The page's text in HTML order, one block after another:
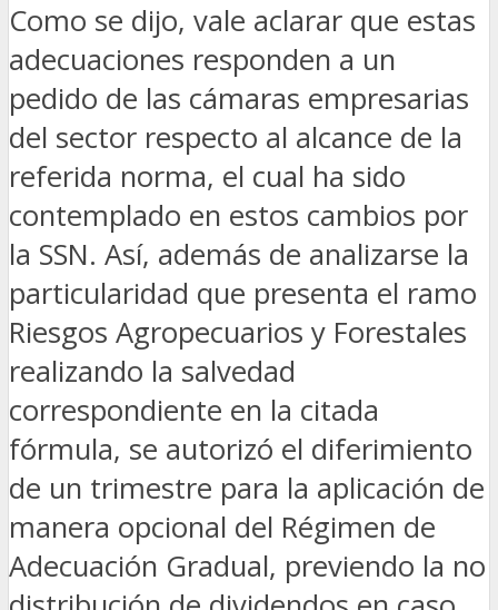
Como se dijo, vale aclarar que estas
adecuaciones responden a un
pedido de las cámaras empresarias
del sector respecto al alcance de la
referida norma, el cual ha sido
contemplado en estos cambios por
la SSN. Así, además de analizarse la
particularidad que presenta el ramo
Riesgos Agropecuarios y Forestales
realizando la salvedad
correspondiente en la citada
fórmula, se autorizó el diferimiento
de un trimestre para la aplicación de
manera opcional del Régimen de
Adecuación Gradual, previendo la no